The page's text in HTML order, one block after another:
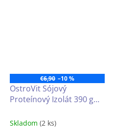
€6,90 –10 %
OstroVit Sójový
Proteínový Izolát 390 g
Skladom (2 ks)